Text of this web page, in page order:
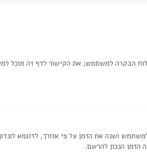
הבקרה למשתמש; את הקישור לדף זה תוכל
ושנה את הזמן על פי אזורך, לדוגמא
הזמן הנכון להרשם.